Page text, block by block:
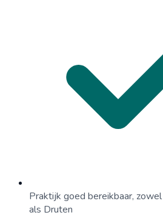
Praktijk goed bereikbaar,
als Druten